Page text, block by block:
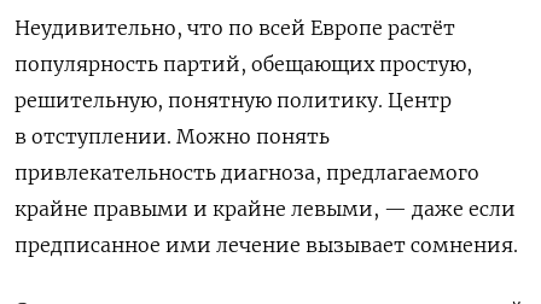
Неудивительно, что по всей Европе растёт
популярность партий, обещающих простую,
решительную, понятную политику. Центр
в отступлении. Можно понять
привлекательность диагноза, предлагаемого
крайне правыми и крайне левыми, — даже если
предписанное ими лечение вызывает сомнения.